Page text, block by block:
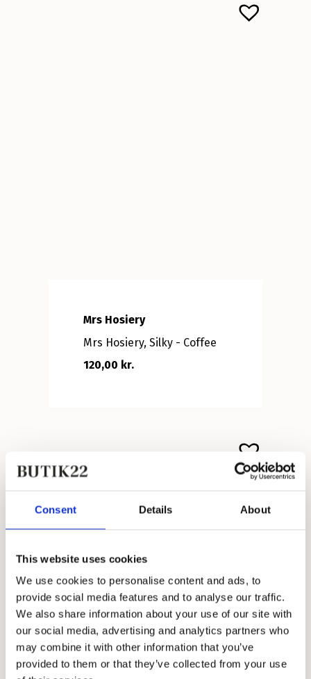
Consent Details About
This website uses cookies
We use cookies to personalise content and ads, to
provide social media features and to analyse our traffic.
We also share information about your use of our site with
our social media, advertising and analytics partners who
may combine it with other information that you’ve
provided to them or that they’ve collected from your use
Mrs Hosiery
Mrs Hosiery, Silky - Coffee
120,00 kr.